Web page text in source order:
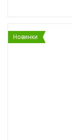
Новинки